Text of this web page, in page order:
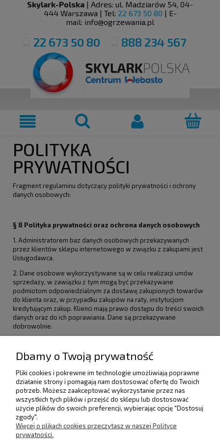
Skylark-Polska | Adres: ul. Madziarów 54, 04-
444 Warszawa | Tel: 22 673 50 80 | E-
mail: info@ogrzewania.pl
22 673 50 80 888 234 567
POLITYKA
PRYWATNOŚCI
Fragment regulaminu dotyczący polityki prywatności i ochrony
danych osobowych:
§ 8 Polityka prywatności oraz ochrona danych osobowych
1. Administratorem baz danych osobowych przekazywanych
przez klientów sklepu internetowego w związku z zakupami jest
Usługodawca.
2. Dane osobowe wykorzystywane są w celu realizacji umów
sprzedaży, w zawiązku z tym mogą być przekazywane
podmiotom odpowiedzialnym za dostawę zakupionych towarów
do klienta oraz, w przypadku zakupów na raty, instytucjom
kredytującym zakup. Klienci mają prawo dostępu do treści swoich
danych oraz do ich poprawiania. Dane są przekazywane
dobrowolnie.
POMOC
DOSTAWA I PŁATNOŚCI
Dbamy o Twoją prywatność
Pliki cookies i pokrewne im technologie umożliwiają poprawne
działanie strony i pomagają nam dostosować ofertę do Twoich
potrzeb. Możesz zaakceptować wykorzystanie przez nas
wszystkich tych plików i przejść do sklepu lub dostosować
użycie plików do swoich preferencji, wybierając opcję "Dostosuj
zgody".
Więcej o plikach cookies przeczytasz w naszej Polityce
prywatności.